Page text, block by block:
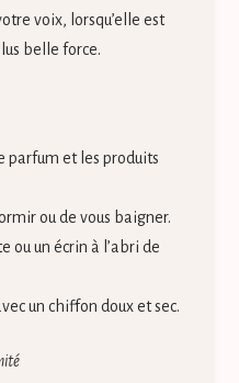
voix, lorsqu’elle est
belle force.
parfum et les produits
ou de vous baigner.
ou un écrin à l’abri de
un chiffon doux et sec.